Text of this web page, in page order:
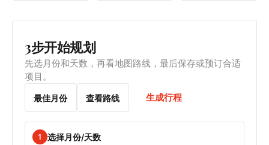
3步开始规划
先选月份和天数，再看地图路线，最后保存或预订合适
项目。
最佳月份 查看路线 生成行程
1 选择月份/天数